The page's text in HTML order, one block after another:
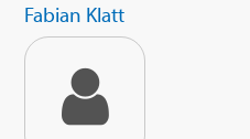
Fabian Klatt